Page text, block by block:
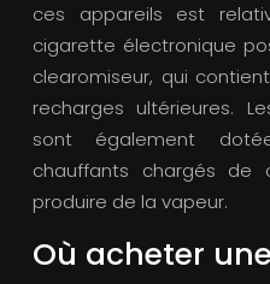
ces appareils est
cigarette électronique
clearomiseur, qui
recharges ultérieures.
sont également
chauffants chargés
produire de la vapeur.
Où acheter